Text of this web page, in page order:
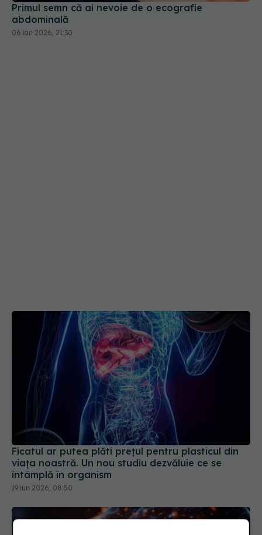
06 ian 2026, 21:30
Ficatul ar putea plăti prețul pentru plasticul din
viața noastră. Un nou studiu dezvăluie ce se
întâmplă în organism
19 iun 2026, 08:50